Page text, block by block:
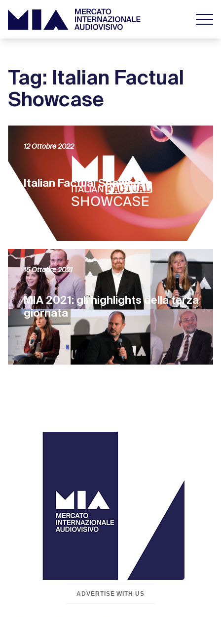
Tag: Italian Factual
Showcase
Italian Factual Showcase
12 Ottobre 2022
MIA 2021: gli highlights della terza
giornata
15 Ottobre 2021
ADVERTISE WITH US